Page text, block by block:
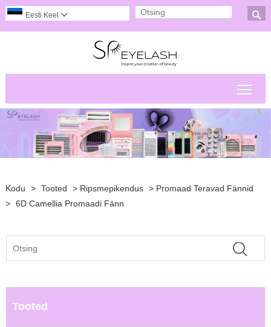

Eesti Keel 
Kodu > Tooted > Ripsmepikendus > Promaad Teravad Fännid
> 6D Camellia Promaadi Fänn
Tooted